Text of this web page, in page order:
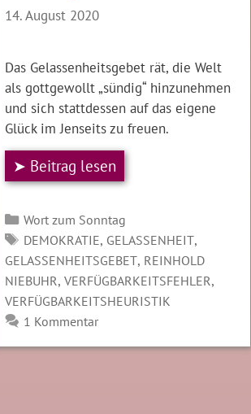
14. August 2020
Das Gelassenheitsgebet rät, die Welt
als gottgewollt „sündig“ hinzunehmen
und sich stattdessen auf das eigene
Glück im Jenseits zu freuen.
➤ Beitrag lesen
Kategorien
Wort zum Sonntag
SCHLAGWÖRTER
DEMOKRATIE, GELASSENHEIT,
GELASSENHEITSGEBET, REINHOLD
NIEBUHR, VERFÜGBARKEITSFEHLER,
VERFÜGBARKEITSHEURISTIK
1 Kommentar